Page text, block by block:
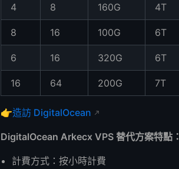
4 8 160G 4T
8 16 100G 6T
6 16 320G 6T
16 64 200G 7T
👉造訪 DigitalOcean
DigitalOcean Arkecx VPS 替代方案特點：
計費方式：按小時計費